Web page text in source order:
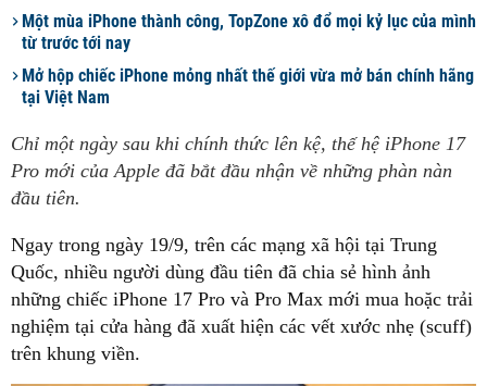
Một mùa iPhone thành công, TopZone xô đổ mọi kỷ lục của mình
từ trước tới nay
Mở hộp chiếc iPhone mỏng nhất thế giới vừa mở bán chính hãng
tại Việt Nam
Chỉ một ngày sau khi chính thức lên kệ, thế hệ iPhone 17
Pro mới của Apple đã bắt đầu nhận về những phàn nàn
đầu tiên.
Ngay trong ngày 19/9, trên các mạng xã hội tại Trung
Quốc, nhiều người dùng đầu tiên đã chia sẻ hình ảnh
những chiếc iPhone 17 Pro và Pro Max mới mua hoặc trải
nghiệm tại cửa hàng đã xuất hiện các vết xước nhẹ (scuff)
trên khung viền.